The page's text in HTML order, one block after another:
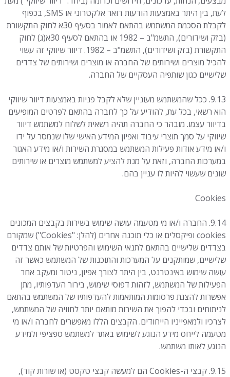
לעת, בין היתר באמצעות הודעות דואר אלקטרוני או SMS, בכפוף
לקבלת הסכמת המשתמש בהתאם לאמור בסעיף 30א לחוק התקשורת
(בזק ושידורים), התשמ"ב – 1982 או בהתאם לסעיף 30א(ג) לחוק
התקשורת (בזק ושידורים), התשמ"ב – 1982. דיוור שיווקי זה עשוי
להכיל מוצרים ושירותים של החברה או מוצרים ושירותים של צדדים
שלישיים כגון שותפיה העסקיים של החברה.
9.13. ככל שהמשתמש מעוניין שלא לקבל פניות באמצעות דיוור שיווקי
הוא רשאי, בכל עת, להודיע על כך לחברה בהתאם לפרטים המופיעים
בדיוור עצמו. מובהר כי החברה תהיה רשאית לשלוח למשתמש דיוור
שיווקי על סמך תוצרי עיבוד ואפיון המידע האישי שלו שנמסר על ידו
ו/או מידע אודות פעילות המשתמש במסגרת השירות ו/או מידע האגור
במערכות החברה, וזאת על מנת להציע למשתמש מוצרים או שירותים
שונים שעשוי להיות לו עניין בהם.
Cookies
9.14. החברה ו/או מי מטעמה עושה שימוש בשירות בקבצים המכונים
cookies ופיקסלים או כלי תוכנה אחרים (להלן: "Cookies") שמקורם
בצדדים שלישיים בהתאם לתנאי השימוש והפרטיות של אותם צדדים
שלישיים, שמותקנים על המערכות והתוכנות של המשתמש כאשר זה
עושה שימוש באינטרנט, בין היתר לצורך אפיון, ניטור ומעקב אחר
הפעילות של המשתמש, לזהות דפוסי שימוש, בירור העדפותיו, מתן
אפשרות להצגת פרסומות המותאמות להעדפותיו של המשתמש בהתאם
לניתוחים ובכדי להפוך את השירות מותאם יותר לחוויה של המשתמש,
לצרכיו ולמאפייניו הייחודים. הקבצים הללו מאפשרים לחברה ו/או מי
מטעמה לייחס מידע הנוגע לשימוש באתר למשתמש ספציפי ולמידע
הנוגע לאותו משתמש.
9.15. קבצי ה-Cookies הם למעשה קבצי טקסט (או שורות קוד),